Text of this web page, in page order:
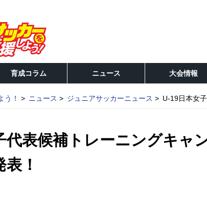
育成コラム ニュース 大会情報
う！ ニュース ジュニアサッカーニュース U-19日本女
代表候補トレーニングキャ
！